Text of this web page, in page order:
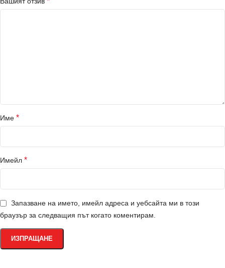
Име *
Имейл *
Запазване на името, имейл адреса и уебсайта ми в този
браузър за следващия път когато коментирам.